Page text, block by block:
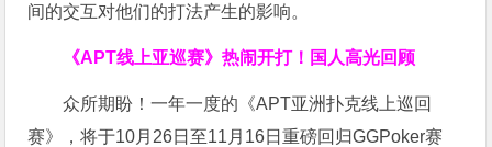
间的交互对他们的打法产生的影响。
《APT线上亚巡赛》热闹开打！国人高光回顾
众所期盼！一年一度的《APT亚洲扑克线上巡回
赛》，将于10月26日至11月16日重磅回归GGPoker赛